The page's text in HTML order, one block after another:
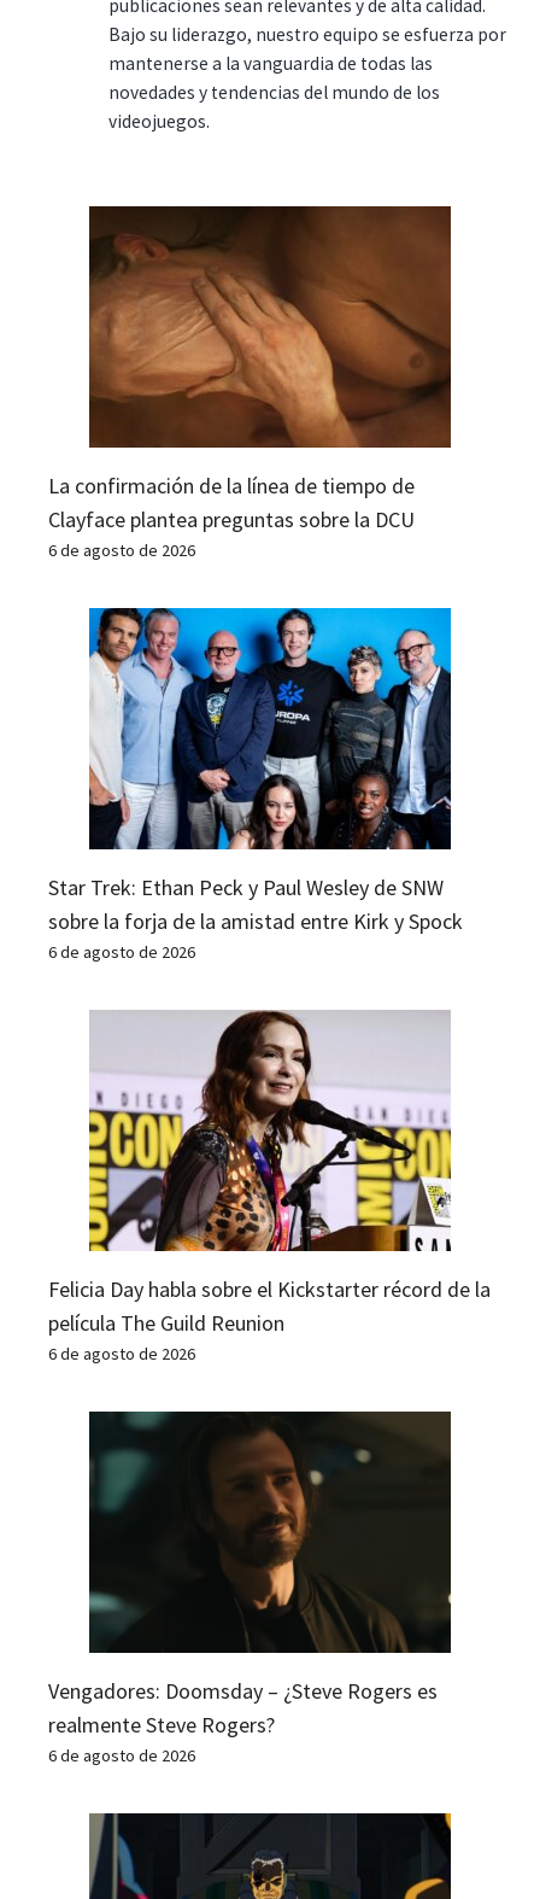
publicaciones sean relevantes y de alta calidad.
Bajo su liderazgo, nuestro equipo se esfuerza por
mantenerse a la vanguardia de todas las
novedades y tendencias del mundo de los
videojuegos.
La confirmación de la línea de tiempo de
Clayface plantea preguntas sobre la DCU
6 de agosto de 2026
Star Trek: Ethan Peck y Paul Wesley de SNW
sobre la forja de la amistad entre Kirk y Spock
6 de agosto de 2026
Felicia Day habla sobre el Kickstarter récord de la
película The Guild Reunion
6 de agosto de 2026
Vengadores: Doomsday – ¿Steve Rogers es
realmente Steve Rogers?
6 de agosto de 2026